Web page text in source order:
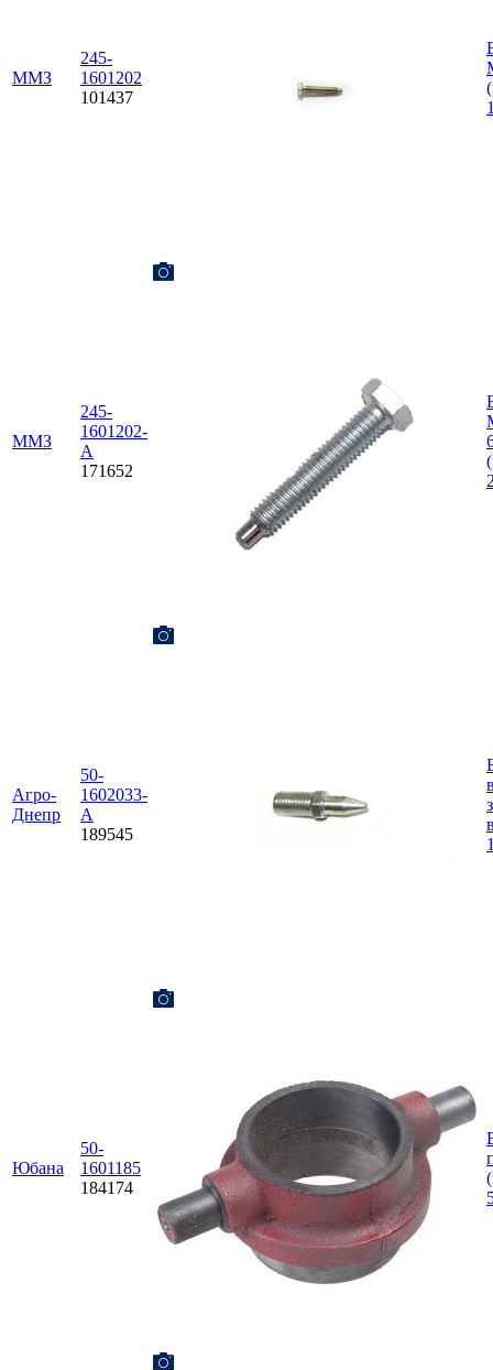
ММЗ
245-
1601202
101437
ММЗ
245-
1601202-
А
171652
Агро-
Днепр
50-
1602033-
А
189545
Юбана
50-
1601185
184174